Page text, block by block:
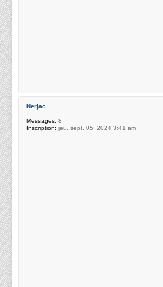
Nerjac
Messages: 8
Inscription: jeu. sept. 05, 2024 3:41 am